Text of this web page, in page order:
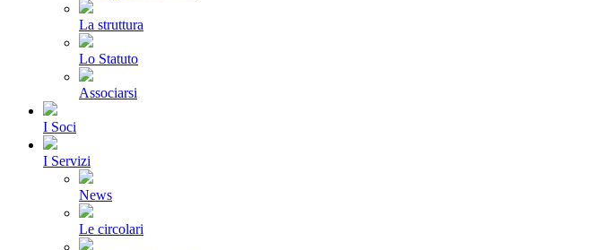
La struttura
Lo Statuto
Associarsi
I Soci
I Servizi
News
Le circolari